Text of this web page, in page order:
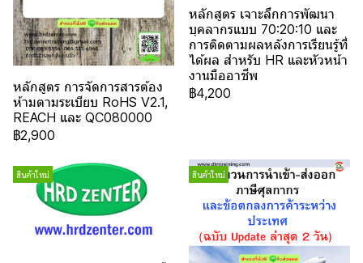
หลักสูตร การจัดการสารต้อง
ห้ามตามระเบียบ RoHS V2.1,
REACH และ QC080000
฿2,900
หลักสูตร เจาะลึกการพัฒนา
บุคลากรแบบ 70:20:10 และ
การติดตามผลหลังการเรียนรู้ที่
ได้ผล สำหรับ HR และหัวหน้า
งานมืออาชีพ
฿4,200
สินค้าใหม่ สินค้าใหม่